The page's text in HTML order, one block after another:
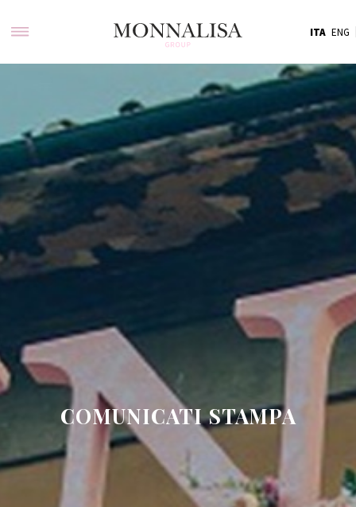
ITA ENG
COMUNICATI STAMPA